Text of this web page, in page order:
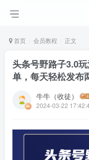
首页 会员教程 正文
头条号野路子3.0
单，每天轻松发布
牛牛（收徒）
2024-03-22